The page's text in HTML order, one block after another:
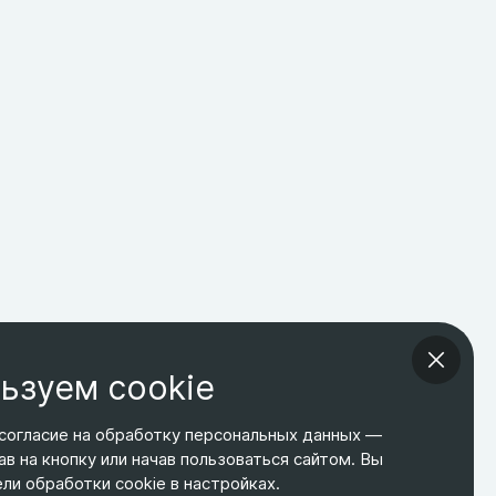
ТЕЛЕФОН
+7 495 266-65-67
ЭЛ. ПОЧТА
shop@relines.ru
АДРЕС
Москва, Гаражная 8
cookie
на обработку персональных данных —
на кнопку или начав пользоваться сайтом. Вы
обработки cookie в настройках.